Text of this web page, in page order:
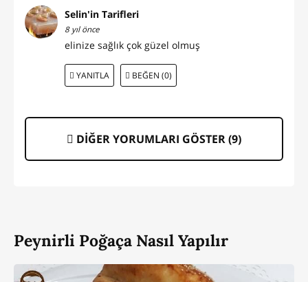
Selin'in Tarifleri
8 yıl önce
elinize sağlık çok güzel olmuş
YANITLA BEĞEN (0)
DİĞER YORUMLARI GÖSTER (9)
Peynirli Poğaça Nasıl Yapılır